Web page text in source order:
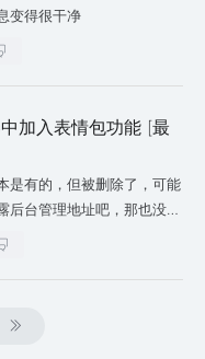
变得很干净
加入表情包功能 [最
是有的，但被删除了，可能
后台管理地址吧，那也没
下面的教程看上去麻烦其实